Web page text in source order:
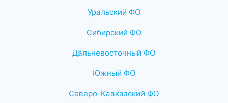
Уральский ФО
Сибирский ФО
Дальневосточный ФО
Южный ФО
Северо-Кавказский ФО